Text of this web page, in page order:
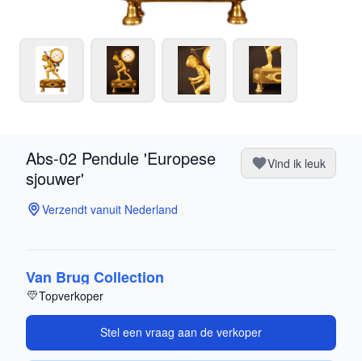
Abs-02 Pendule 'Europese
sjouwer'
Vind ik leuk
Verzendt vanuit Nederland
Van Brug Collection
Topverkoper
Stel een vraag aan de verkoper